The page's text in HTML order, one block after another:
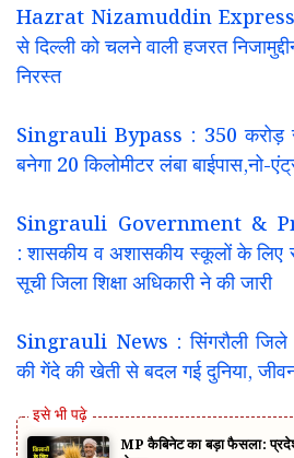
Hazrat Nizamuddin Express
से दिल्ली को चलने वाली हजरत
निरस्त
Singrauli Bypass : 350 करोड़
बनेगा 20 किलोमीटर लंबा बाईपास,नो-
Singrauli Government &
: शासकीय व अशासकीय स्कूलों के लिए
सूची जिला शिक्षा अधिकारी ने की जारी
Singrauli News : सिंगरौली जिले
की गेंदे की खेती से बदल गई दुनिया,
MP कैबिनेट का बड़ा फैसला: